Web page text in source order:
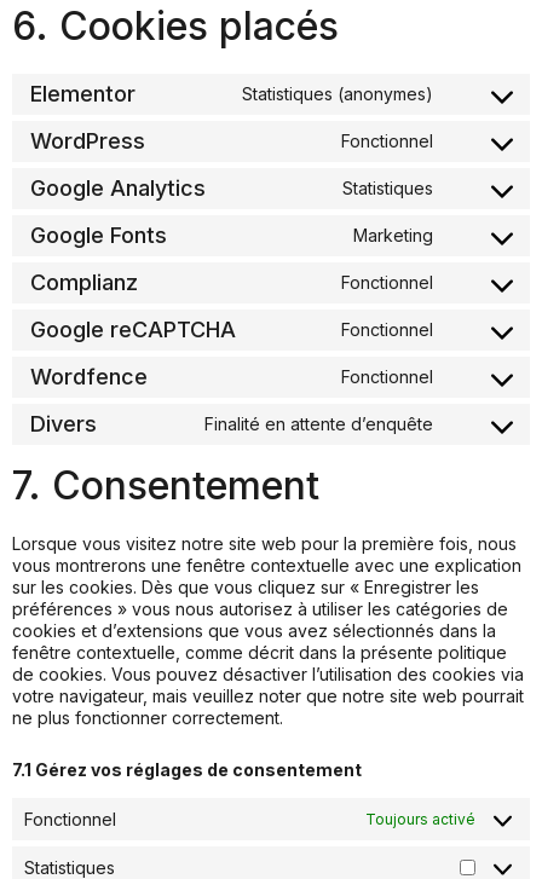
6. Cookies placés
Elementor Statistiques (anonymes)
WordPress Fonctionnel
Google Analytics Statistiques
Google Fonts Marketing
Complianz Fonctionnel
Google reCAPTCHA Fonctionnel
Wordfence Fonctionnel
Divers Finalité en attente d’enquête
7. Consentement
Lorsque vous visitez notre site web pour la première fois, nous
vous montrerons une fenêtre contextuelle avec une explication
sur les cookies. Dès que vous cliquez sur « Enregistrer les
préférences » vous nous autorisez à utiliser les catégories de
cookies et d’extensions que vous avez sélectionnés dans la
fenêtre contextuelle, comme décrit dans la présente politique
de cookies. Vous pouvez désactiver l’utilisation des cookies via
votre navigateur, mais veuillez noter que notre site web pourrait
ne plus fonctionner correctement.
7.1 Gérez vos réglages de consentement
Fonctionnel Toujours activé
Statistiques